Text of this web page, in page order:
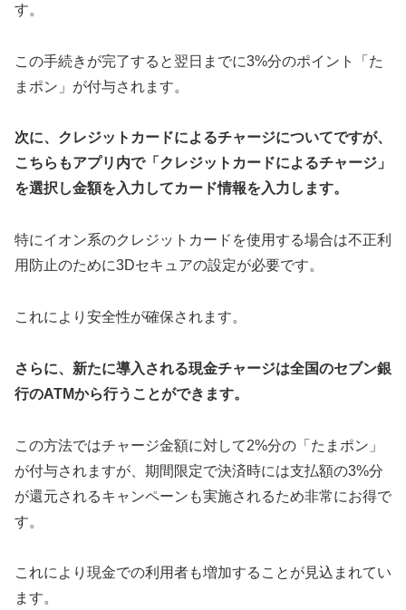
す。
この手続きが完了すると翌日までに3%分のポイント「た
まポン」が付与されます。
次に、クレジットカードによるチャージについてですが、
こちらもアプリ内で「クレジットカードによるチャージ」
を選択し金額を入力してカード情報を入力します。
特にイオン系のクレジットカードを使用する場合は不正利
用防止のために3Dセキュアの設定が必要です。
これにより安全性が確保されます。
さらに、新たに導入される現金チャージは全国のセブン銀
行のATMから行うことができます。
この方法ではチャージ金額に対して2%分の「たまポン」
が付与されますが、期間限定で決済時には支払額の3%分
が還元されるキャンペーンも実施されるため非常にお得で
す。
これにより現金での利用者も増加することが見込まれてい
ます。